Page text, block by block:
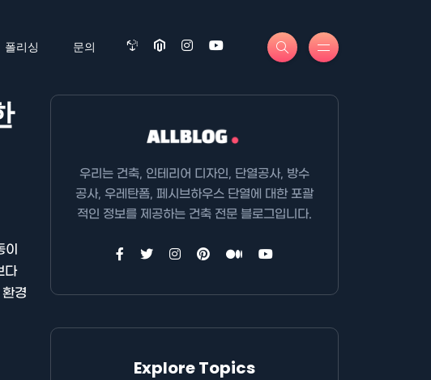
폴리싱 문의
다
경
우리는 건축, 인테리어 디자인, 단열공사, 방수
공사, 우레탄폼, 페시브하우스 단열에 대한 포괄
적인 정보를 제공하는 건축 전문 블로그입니다.
Explore Topics